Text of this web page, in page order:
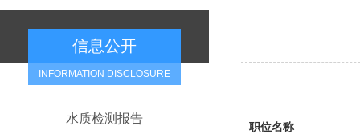
信息公开
INFORMATION DISCLOSURE
水质检测报告
职位名称